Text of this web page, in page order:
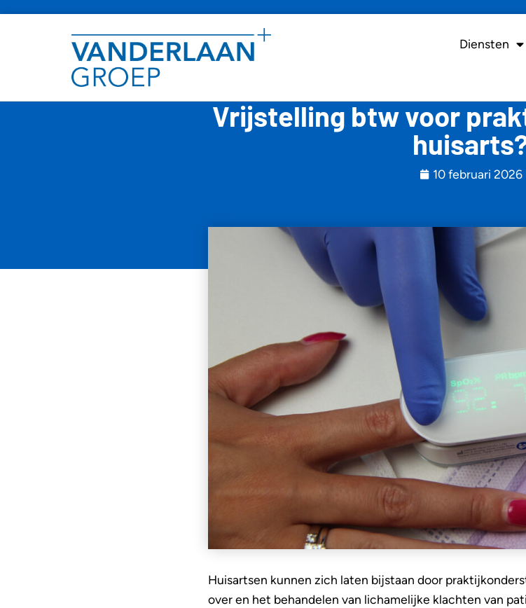
Diensten
Vrijstelling btw voor
10 februari 2026
Huisartsen kunnen zich laten bijstaan door
over en het behandelen van lichamelijke klachten van